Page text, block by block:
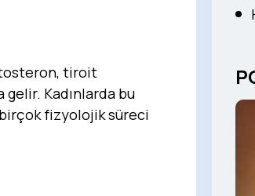
tiroit
Kadınlarda bu
fizyolojik süreci